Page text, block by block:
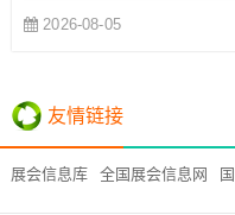
2026-08-05
友情链接
展会信息库 全国展会信息网